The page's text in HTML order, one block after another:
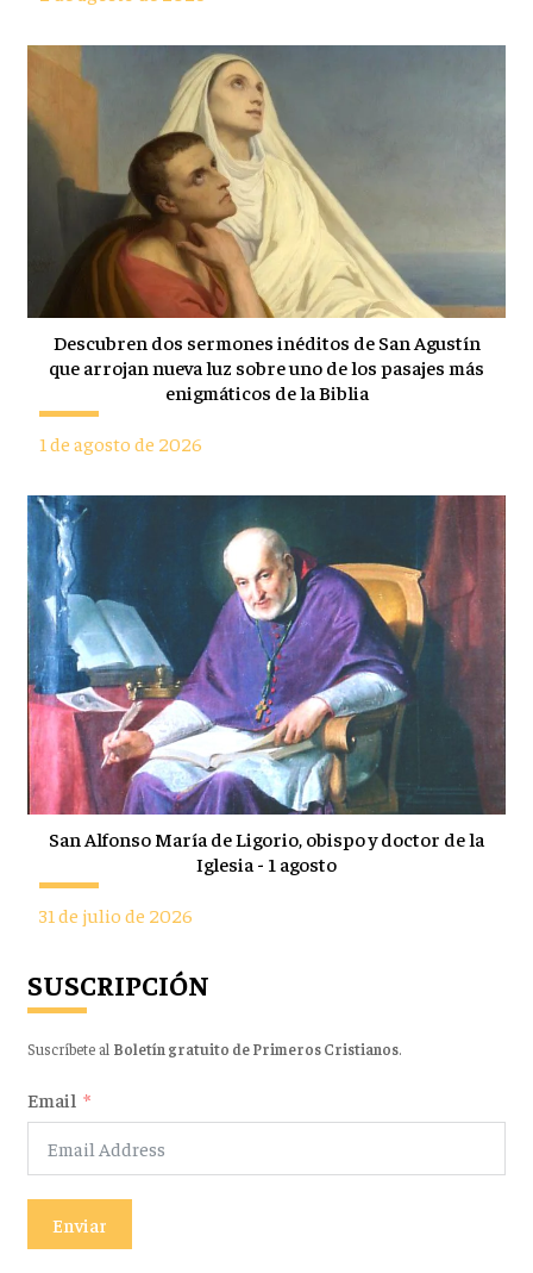
Descubren dos sermones inéditos de San Agustín
que arrojan nueva luz sobre uno de los pasajes más
enigmáticos de la Biblia
1 de agosto de 2026
San Alfonso María de Ligorio, obispo y doctor de la
Iglesia - 1 agosto
31 de julio de 2026
SUSCRIPCIÓN
Suscríbete al Boletín gratuito de Primeros Cristianos.
Email
Enviar